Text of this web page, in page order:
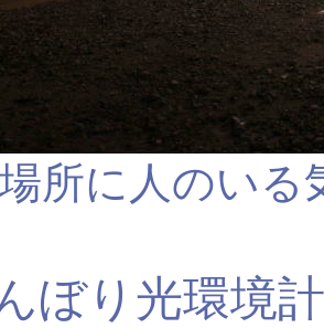
所に人のいる
ぼり光環境